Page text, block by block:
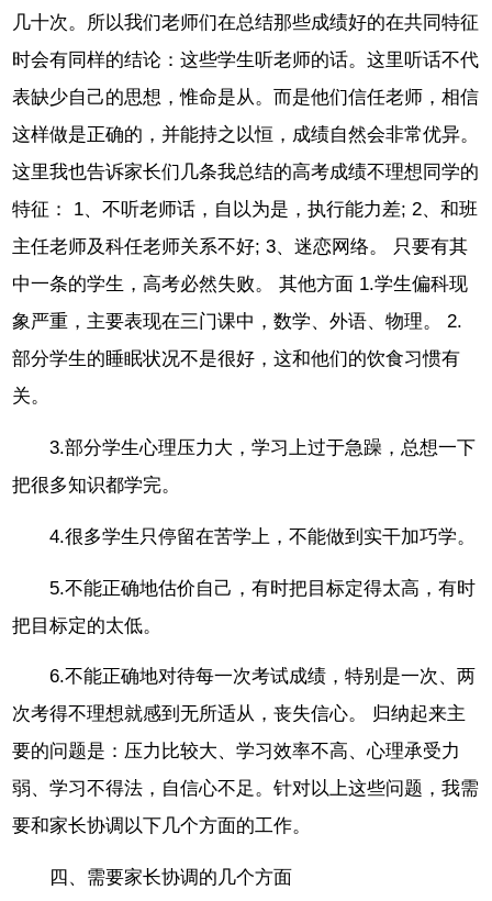
几十次。所以我们老师们在总结那些成绩好的在共同特征
时会有同样的结论：这些学生听老师的话。这里听话不代
表缺少自己的思想，惟命是从。而是他们信任老师，相信
这样做是正确的，并能持之以恒，成绩自然会非常优异。
这里我也告诉家长们几条我总结的高考成绩不理想同学的
特征： 1、不听老师话，自以为是，执行能力差; 2、和班
主任老师及科任老师关系不好; 3、迷恋网络。 只要有其
中一条的学生，高考必然失败。 其他方面 1.学生偏科现
象严重，主要表现在三门课中，数学、外语、物理。 2.
部分学生的睡眠状况不是很好，这和他们的饮食习惯有
关。
3.部分学生心理压力大，学习上过于急躁，总想一下
把很多知识都学完。
4.很多学生只停留在苦学上，不能做到实干加巧学。
5.不能正确地估价自己，有时把目标定得太高，有时
把目标定的太低。
6.不能正确地对待每一次考试成绩，特别是一次、两
次考得不理想就感到无所适从，丧失信心。 归纳起来主
要的问题是：压力比较大、学习效率不高、心理承受力
弱、学习不得法，自信心不足。针对以上这些问题，我需
要和家长协调以下几个方面的工作。
四、需要家长协调的几个方面